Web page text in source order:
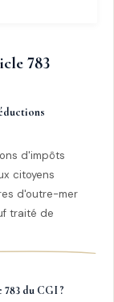
783
d'impôts
citoyens
d'outre-mer
traité de
du CGI ?